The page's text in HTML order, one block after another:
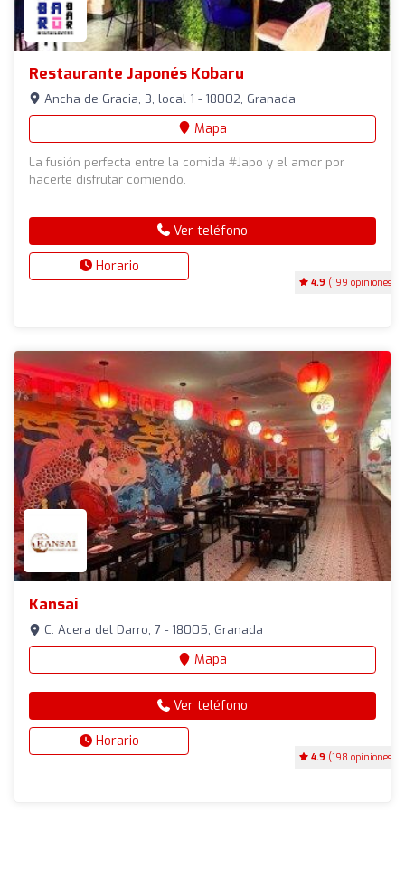
Restaurante Japonés Kobaru
4.9 (199 opiniones)
Ancha de Gracia, 3, local 1 - 18002, Granada
Mapa
La fusión perfecta entre la comida #Japo y el amor por
hacerte disfrutar comiendo.
Ver teléfono
Horario
Kansai
4.9 (198 opiniones)
C. Acera del Darro, 7 - 18005, Granada
Mapa
Ver teléfono
Horario